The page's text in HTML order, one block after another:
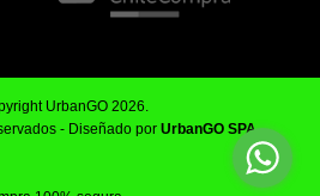
UrbanGO 2026.
- Diseñado por UrbanGO SPA.